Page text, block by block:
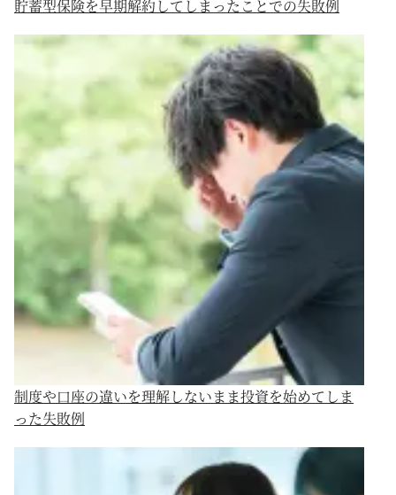
貯蓄型保険を早期解約してしまったことでの失敗例
制度や口座の違いを理解しないまま投資を始めてしま
った失敗例